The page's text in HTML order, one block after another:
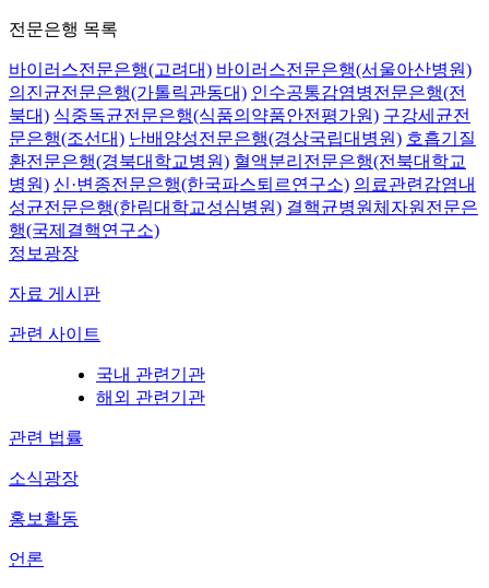
전문은행 목록
바이러스전문은행(고려대) 바이러스전문은행(서울아산병원)
의진균전문은행(가톨릭관동대) 인수공통감염병전문은행(전
북대) 식중독균전문은행(식품의약품안전평가원) 구강세균전
문은행(조선대) 난배양성전문은행(경상국립대병원) 호흡기질
환전문은행(경북대학교병원) 혈액분리전문은행(전북대학교
병원) 신·변종전문은행(한국파스퇴르연구소) 의료관련감염내
성균전문은행(한림대학교성심병원) 결핵균병원체자원전문은
행(국제결핵연구소)
정보광장
자료 게시판
관련 사이트
국내 관련기관
해외 관련기관
관련 법률
소식광장
홍보활동
언론